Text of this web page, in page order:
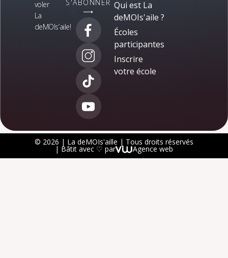
voler
La
deMOIs’aile!
S'ABONNER
⟶
Qui est La
deMOIs'aile ?
Écoles
participantes
Inscrire
votre école
© 2026 | La deMOIs'aille | Tous droits réservés
| Bâtit avec ♡ par Agence web